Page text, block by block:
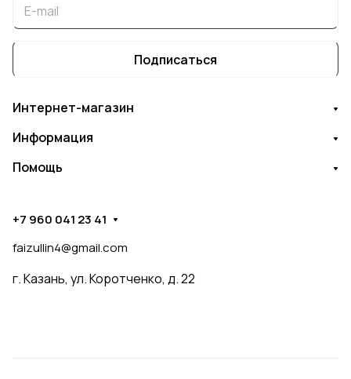
Подписаться
Интернет-магазин
Информация
Помощь
+7 960 041 23 41
faizullin4@gmail.com
г. Казань, ул. Коротченко, д. 22